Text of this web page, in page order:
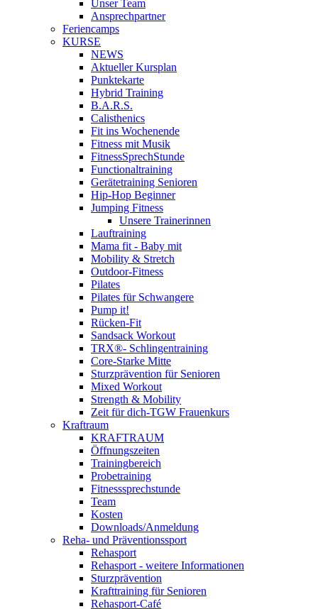
Unser Team
Ansprechpartner
Feriencamps
KURSE
NEWS
Aktueller Kursplan
Punktekarte
Hybrid Training
B.A.R.S.
Calisthenics
Fit ins Wochenende
Fitness mit Musik
FitnessSprechStunde
Functionaltraining
Gerätetraining Senioren
Hip-Hop Beginner
Jumping Fitness
Unsere Trainerinnen
Lauftraining
Mama fit - Baby mit
Mobility & Stretch
Outdoor-Fitness
Pilates
Pilates für Schwangere
Pump it!
Rücken-Fit
Sandsack Workout
TRX®- Schlingentraining
Core-Starke Mitte
Sturzprävention für Senioren
Mixed Workout
Strength & Mobility
Zeit für dich-TGW Frauenkurs
Kraftraum
KRAFTRAUM
Öffnungszeiten
Trainingbereich
Probetraining
Fitnesssprechstunde
Team
Kosten
Downloads/Anmeldung
Reha- und Präventionssport
Rehasport
Rehasport - weitere Informationen
Sturzprävention
Krafttraining für Senioren
Rehasport-Café